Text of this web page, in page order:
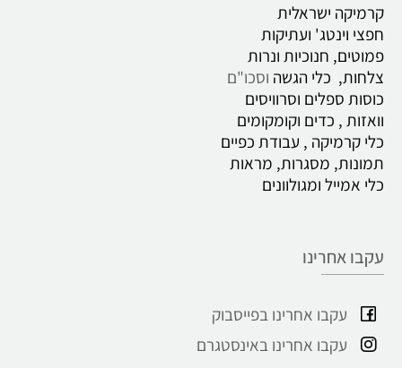
קרמיקה ישראלית
חפצי וינטג' ועתיקות
פמוטים, חנוכיות ונרות
צלחות, כלי הגשה וסכו"ם
כוסות ספלים וסרוויסים
וואזות , כדים וקומקומים
כלי קרמיקה , עבודת כפיים
תמונות, מסגרות, מראות
כלי אמייל ומגולוונים
עקבו אחרינו
עקבו אחרינו בפייסבוק
עקבו אחרינו באינסטגרם